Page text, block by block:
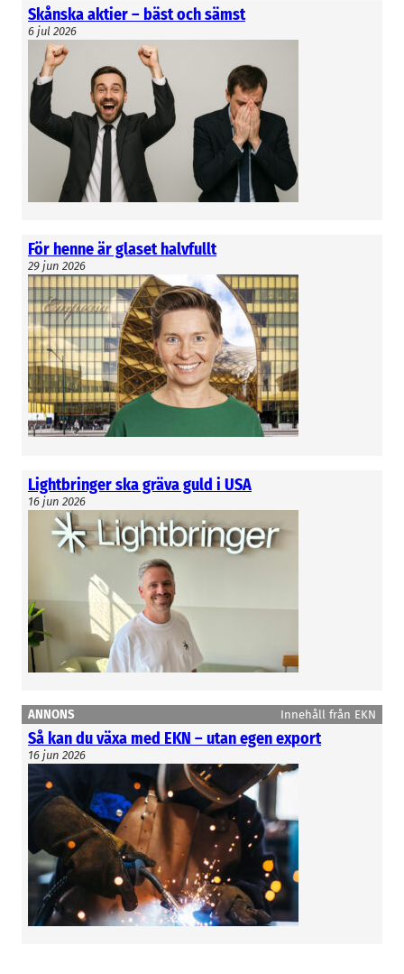
Skånska aktier – bäst och sämst
6 jul 2026
För henne är glaset halvfullt
29 jun 2026
Lightbringer ska gräva guld i USA
16 jun 2026
ANNONS Innehåll från EKN
Så kan du växa med EKN – utan egen export
16 jun 2026